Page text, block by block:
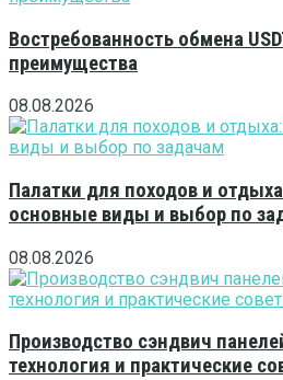
Востребованность обмена
преимущества
08.08.2026
Палатки для походов и
основные виды и выбор по
08.08.2026
Производство сэндвич
технология и практические